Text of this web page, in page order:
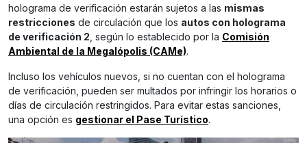
holograma de verificación estarán sujetos a las mismas
restricciones de circulación que los autos con holograma
de verificación 2 , según lo establecido por la Comisión
Ambiental de la Megalópolis (CAMe).
Incluso los vehículos nuevos, si no cuentan con el holograma
de verificación, pueden ser multados por infringir los horarios o
días de circulación restringidos. Para evitar estas sanciones,
una opción es gestionar el Pase Turístico.